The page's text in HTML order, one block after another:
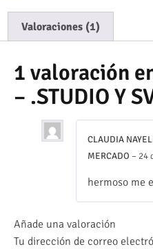
Valoraciones (1)
1 valoración
– .STUDIO Y
CLAUDIA
MERCADO – 24
hermoso me
Añade una valoración
Tu dirección de correo